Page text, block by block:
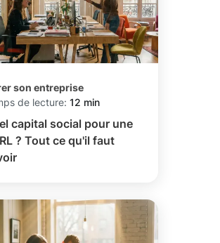
son entreprise
de lecture: 12 min
capital social pour une
? Tout ce qu'il faut